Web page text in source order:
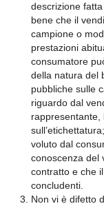
descrizione
bene che il
campione o
prestazioni
consumatore
della natura del
pubbliche sulle
riguardo dal
rappresentante,
voluto dal
conoscenza del
contratto e che
concludenti.
Non vi è difetto